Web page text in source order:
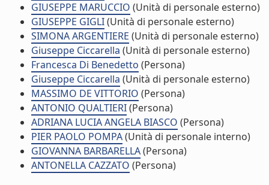
GIUSEPPE MARUCCIO (Unità di personale esterno)
GIUSEPPE GIGLI(Unità di personale esterno)
SIMONA ARGENTIERE (Unità di personale esterno)
Giuseppe Ciccarella (Unità di personale esterno)
Francesca Di Benedetto (Persona)
Giuseppe Ciccarella (Unità di personale esterno)
MASSIMO DE VITTORIO (Persona)
ANTONIO QUALTIERI(Persona)
ADRIANA LUCIA ANGELA BIASCO (Persona)
PIER PAOLO POMPA(Unità di personale interno)
GIOVANNA BARBARELLA(Persona)
ANTONELLA CAZZATO (Persona)